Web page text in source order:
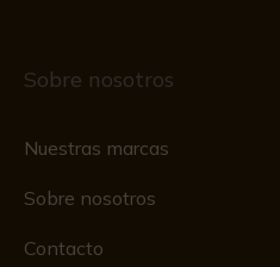
Sobre nosotros
Nuestras marcas
Sobre nosotros
Contacto